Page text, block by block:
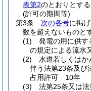
表第2のとおりとする
(許可の期間等)
第3条
次の各号に掲
数を超えないものと
(1)
発電の用に供す
の規定による流
(2)
水道若しくはか
伴う法第23条及び
占用許可 10年
(3)
法第25条又は